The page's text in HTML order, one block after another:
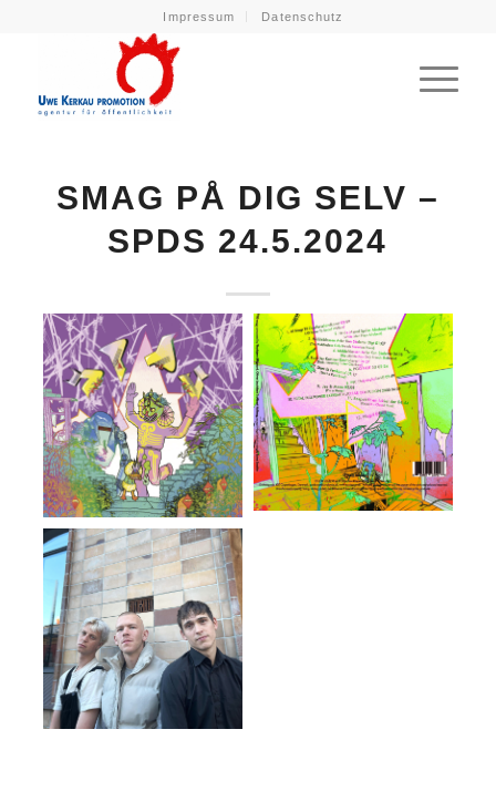
Impressum Datenschutz
SMAG PÅ DIG SELV –
SPDS 24.5.2024